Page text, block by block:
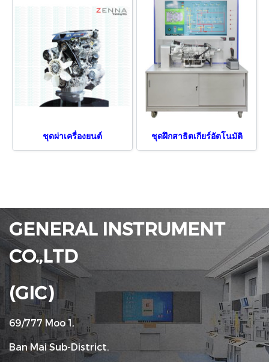
ชุดผ่าเครื่องยนต์ ชุดฝึกสาธิตเกียร์อัตโนมัติ
GENERAL INSTRUMENT
CO.,LTD
(GIC)
69/777 Moo 1,
Ban Mai Sub-District.